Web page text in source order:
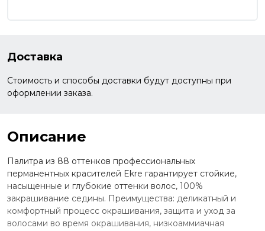
Доставка
Стоимость и способы доставки будут доступны при
оформлении заказа.
Описание
Палитра из 88 оттенков профессиональных
перманентных красителей Ekre гарантирует стойкие,
насыщенные и глубокие оттенки волос, 100%
закрашивание седины. Преимущества: деликатный и
комфортный процесс окрашивания, защита и уход за
волосами во время окрашивания, низкоаммиачная